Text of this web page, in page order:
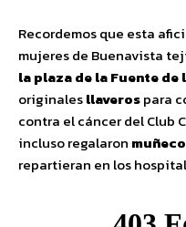
Recordemos que esta
mujeres de Buenavista
la plaza de la Fuente
originalesllaverospara
contra el cáncer del Club
incluso regalaron
repartieran en los